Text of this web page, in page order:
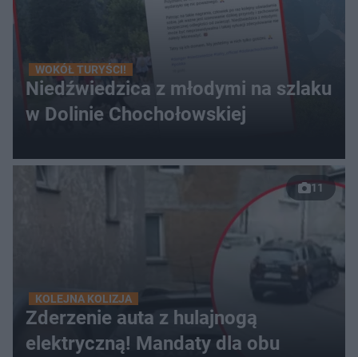
WOKÓŁ TURYŚCI!
Niedźwiedzica z młodymi na szlaku
w Dolinie Chochołowskiej
11
KOLEJNA KOLIZJA
Zderzenie auta z hulajnogą
elektryczną! Mandaty dla obu